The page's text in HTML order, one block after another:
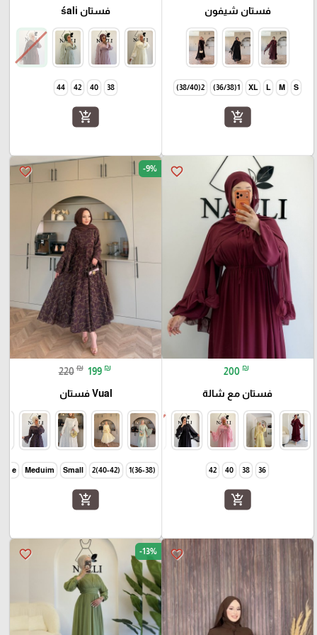
فستان شيفون
S
M
L
XL
1(36/38)
2(38/40)
add_shopping_cart
فستان śali
38
40
42
44
add_shopping_cart
favorite_border
200 ₪
فستان مع شالة
36
38
40
42
add_shopping_cart
favorite_border -9%
220 ₪ 199 ₪
Vual فستان
(36-38)1
(40-42)2
Small
Meduim
add_shopping_cart
favorite_border
favorite_border -13%